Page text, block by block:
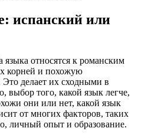
испанский или
относятся к романским
корней и похожую
Это делает их сходными в
выбор того, какой язык легче,
они или нет, какой язык
от многих факторов, таких
личный опыт и образование.